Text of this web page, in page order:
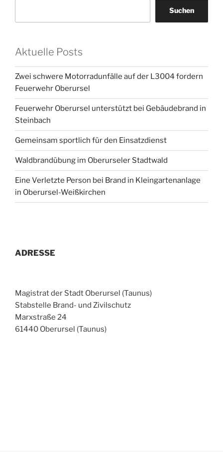
Suchen
Aktuelle Posts
Zwei schwere Motorradunfälle auf der L3004 fordern
Feuerwehr Oberursel
Feuerwehr Oberursel unterstützt bei Gebäudebrand in
Steinbach
Gemeinsam sportlich für den Einsatzdienst
Waldbrandübung im Oberurseler Stadtwald
Eine Verletzte Person bei Brand in Kleingartenanlage
in Oberursel-Weißkirchen
ADRESSE
Magistrat der Stadt Oberursel (Taunus)
Stabstelle Brand- und Zivilschutz
Marxstraße 24
61440 Oberursel (Taunus)